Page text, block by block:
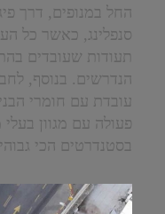
החל במנופים, דרך
סנפלינג, כאשר כל
תעודות שעובדים
הנדרשים. בנוסף,
עובדת עם חומרי
פעולה עם מגוון
בסטנדרטים הכי